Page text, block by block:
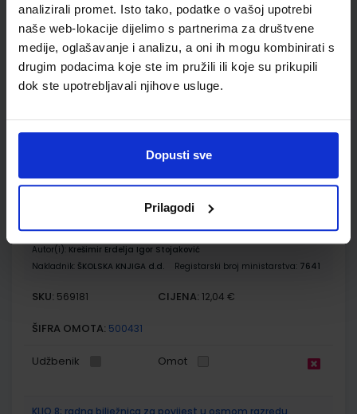
analizirali promet. Isto tako, podatke o vašoj upotrebi
naše web-lokacije dijelimo s partnerima za društvene
medije, oglašavanje i analizu, a oni ih mogu kombinirati s
drugim podacima koje ste im pružili ili koje su prikupili
dok ste upotrebljavali njihove usluge.
Dopusti sve
Prilagodi
MOJA ZEMLJA 4; radna bilježnica iz geografije za osmi razred
OŠ
Autor(i):Kožul Krpes Samardžić Vukelić
Nakladnik:ALFA d.d. Registarski broj ministarstva:7274-DOM
SKU: 569174 CIJENA: 12,00 €
Omot
KLIO 8; udžbenik povijesti u osmome razredu osnovne škole
Autor(i): Krešimir Erdelja Igor Stojaković
Nakladnik: ŠKOLSKA KNJIGA d.d. Registarski broj ministarstva: 7641
SKU: 569181 CIJENA: 12,04 €
ŠIFRA OMOTA: 500431
Udžbenik Omot
KLIO 8; radna bilježnica za povijest u osmom razredu